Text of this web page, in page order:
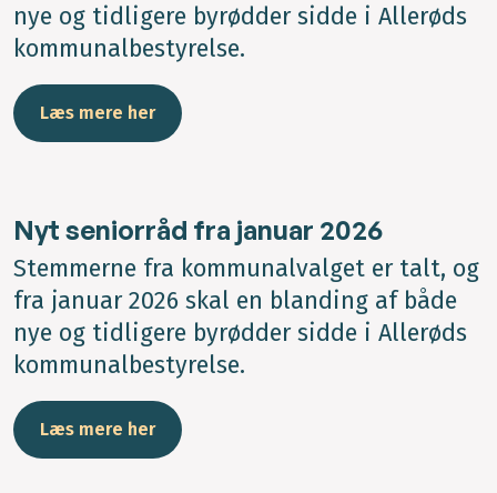
nye og tidligere byrødder sidde i Allerøds
kommunalbestyrelse.
Læs mere her
Nyt seniorråd fra januar 2026
Stemmerne fra kommunalvalget er talt, og
fra januar 2026 skal en blanding af både
nye og tidligere byrødder sidde i Allerøds
kommunalbestyrelse.
Læs mere her